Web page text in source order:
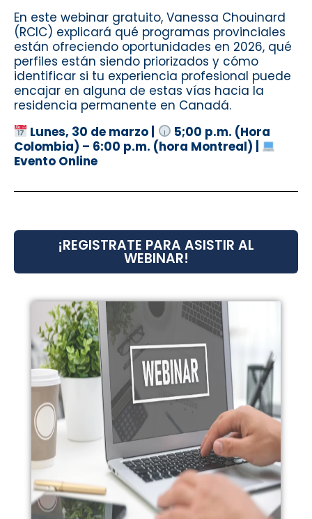
En este webinar gratuito, Vanessa Chouinard
(RCIC) explicará qué programas provinciales
están ofreciendo oportunidades en 2026, qué
perfiles están siendo priorizados y cómo
identificar si tu experiencia profesional puede
encajar en alguna de estas vías hacia la
residencia permanente en Canadá.
Lunes, 30 de marzo |
5;00 p.m. (Hora
Colombia) – 6:00 p.m. (hora Montreal) |
Evento Online
¡REGISTRATE PARA ASISTIR AL
WEBINAR!